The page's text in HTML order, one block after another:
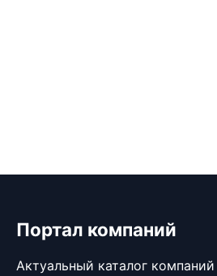
Портал компаний
Актуальный каталог